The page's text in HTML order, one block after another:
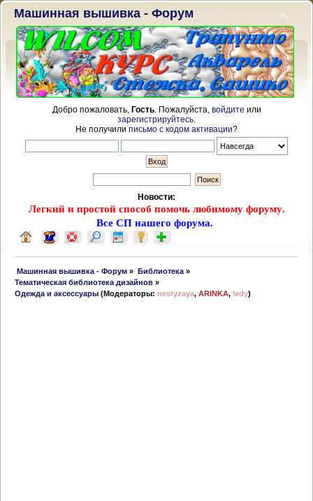
Машинная вышивка - Форум
Добро пожаловать, Гость. Пожалуйста, войдите или
зарегистрируйтесь
Не получили письмо с кодом активации?
Новости:
Легкий и простой способ помочь любимому форуму.
Все СП нашего форума.
Машинная вышивка - Форум » Библиотека»
Тематическая библиотека дизайнов »
Одежда и аксессуары (Модераторы:nestyzaya,ARINKA,ledy)